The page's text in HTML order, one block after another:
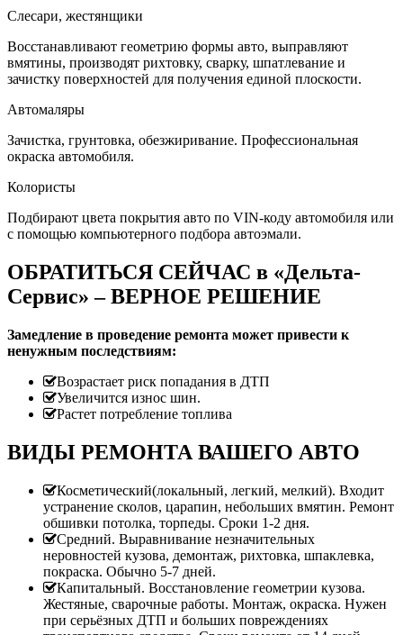
Слесари, жестянщики
Восстанавливают геометрию формы авто, выправляют
вмятины, производят рихтовку, сварку, шпатлевание и
зачистку поверхностей для получения единой плоскости.
Автомаляры
Зачистка, грунтовка, обезжиривание. Профессиональная
окраска автомобиля.
Колористы
Подбирают цвета покрытия авто по VIN-коду автомобиля или
с помощью компьютерного подбора автоэмали.
ОБРАТИТЬСЯ СЕЙЧАС в «Дельта-
Сервис» – ВЕРНОЕ РЕШЕНИЕ
Замедление в проведение ремонта может привести к
ненужным последствиям:
Возрастает риск попадания в ДТП
Увеличится износ шин.
Растет потребление топлива
ВИДЫ РЕМОНТА ВАШЕГО АВТО
Косметический(локальный, легкий, мелкий). Входит
устранение сколов, царапин, небольших вмятин. Ремонт
обшивки потолка, торпеды. Сроки 1-2 дня.
Средний. Выравнивание незначительных
неровностей кузова, демонтаж, рихтовка, шпаклевка,
покраска. Обычно 5-7 дней.
Капитальный. Восстановление геометрии кузова.
Жестяные, сварочные работы. Монтаж, окраска. Нужен
при серьёзных ДТП и больших повреждениях